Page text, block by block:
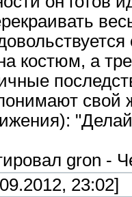
костюм, а
свой
gron -
23:02]